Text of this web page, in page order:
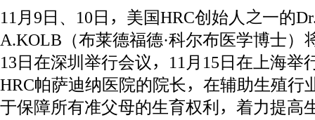
11月9日、10日，美国HRC创始人之一的
A.KOLB（布莱德福德·科尔布医学博士）
13日在深圳举行会议，11月15日在上海举
HRC帕萨迪纳医院的院长，在辅助生殖行
于保障所有准父母的生育权利，着力提高